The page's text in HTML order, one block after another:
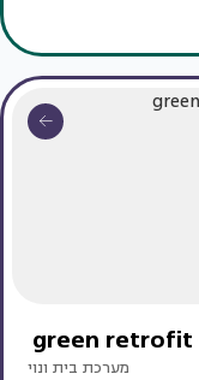
מערכת בית ונוי